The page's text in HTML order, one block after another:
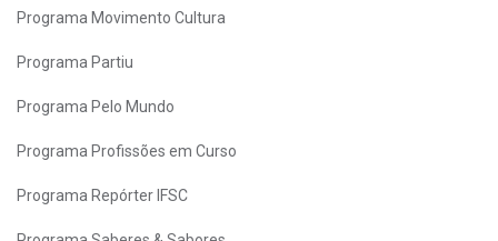
Programa Movimento Cultura
Programa Partiu
Programa Pelo Mundo
Programa Profissões em Curso
Programa Repórter IFSC